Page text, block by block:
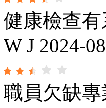
健康檢查
W J 2024-
職員欠缺